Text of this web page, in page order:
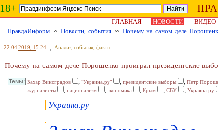
18+
ГЛАВНАЯ НОВОСТИ
ВИДЕО
ПравдаИнформ ≈ Новости, события ≈ Почему на самом деле
22.04.2019 , 15:24 Анализ, события, факты
Почему на самом деле Порошенко проиграл президентские
Захар Виноградов , "Украина.ру" , президентские выборы , Петр
журналисты
, национализм , экономика , Крым , СБУ , Украина.ру
Украина.ру